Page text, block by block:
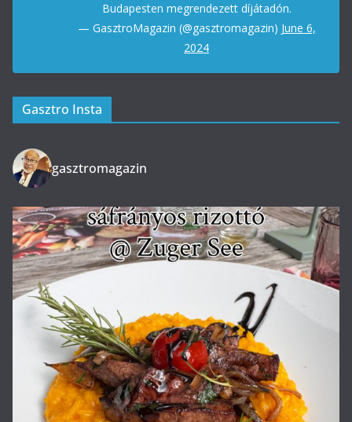
Budapesten megrendezett díjátadón.
— GasztroMagazin (@gasztromagazin) June 6,
2024
Gasztro Insta
gasztromagazin